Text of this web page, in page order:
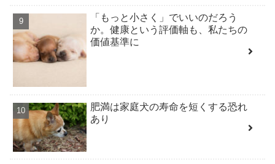
「もっと小さく」でいいのだろう
か。健康という評価軸も、私たちの
価値基準に
肥満は家庭犬の寿命を短くする恐れ
あり